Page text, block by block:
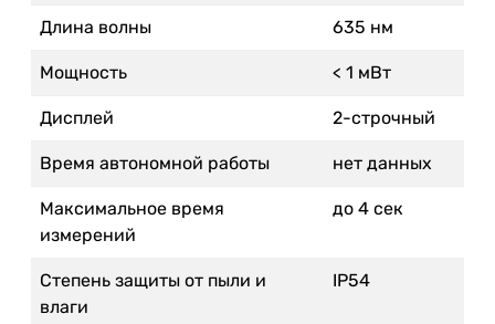
Длина волны 635 нм
Мощность < 1 мВт
Дисплей 2-строчный
Время автономной работы нет данных
Максимальное время
измерений
до 4 сек
Степень защиты от пыли и
влаги
IP54